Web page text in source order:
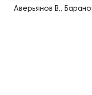
Аверьянов В.,